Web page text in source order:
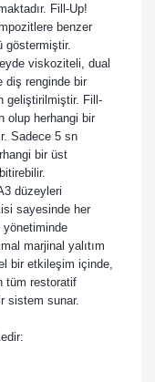
Fill-Up!
benzer
göstermiştir.
viskoziteli, dual
diş renginde bir
geliştirilmiştir. Fill-
olup herhangi bir
Sadece 5 sn
bir üst
düzeyleri
sayesinde her
marjinal yalıtım
bir etkileşim içinde,
tüm restoratif
sistem sunar.